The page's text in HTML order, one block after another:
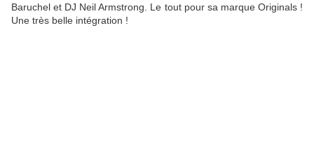
Baruchel et DJ Neil Armstrong. Le tout pour sa marque Originals !
Une très belle intégration !